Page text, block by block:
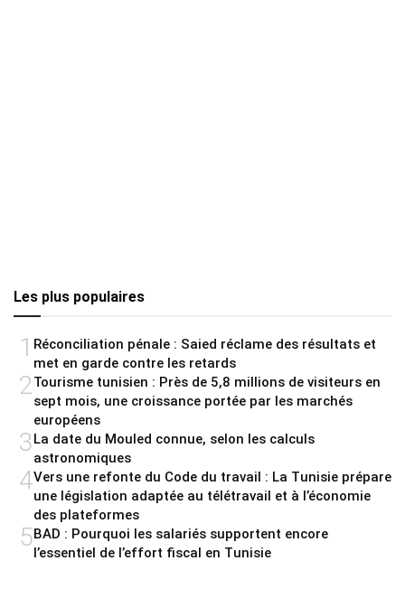
Les plus populaires
1 Réconciliation pénale : Saied réclame des résultats et
met en garde contre les retards
2Tourisme tunisien : Près de 5,8 millions de visiteurs en
sept mois, une croissance portée par les marchés
européens
3 La date du Mouled connue, selon les calculs
astronomiques
4Vers une refonte du Code du travail : La Tunisie prépare
une législation adaptée au télétravail et à l’économie
des plateformes
5BAD : Pourquoi les salariés supportent encore
l’essentiel de l’effort fiscal en Tunisie